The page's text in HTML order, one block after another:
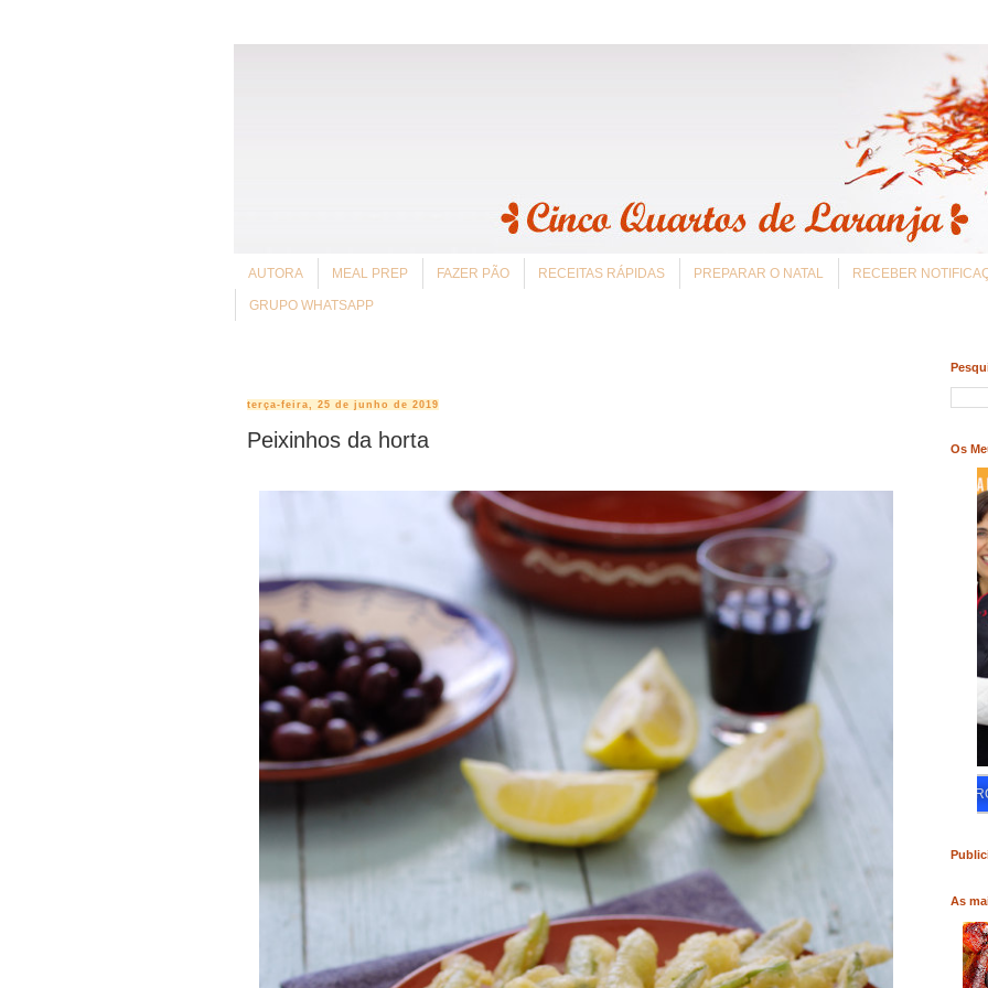
AUTORA MEAL PREP FAZER PÃO RECEITAS RÁPIDAS PREPARAR O NATAL RECEBER
GRUPO WHATSAPP
terça-feira, 25 de junho de 2019
Peixinhos da horta Os
COMPRAR LIVRO COMPRAR LIVRO
As